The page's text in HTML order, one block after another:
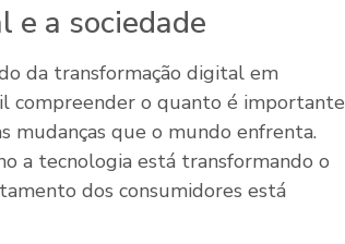
e a sociedade
da transformação digital em
compreender o quanto é importante
mudanças que o mundo enfrenta.
a tecnologia está transformando o
dos consumidores está